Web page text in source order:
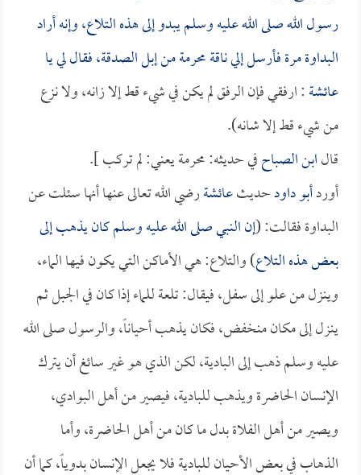
رسول الله صلى الله عليه وسلم يبدو إلى هذه التلاع، وإنه أراد
البداوة مرة فأرسل إلي ناقة محرمة من إبل الصدقة، فقال لي يا
عائشة: ارفقي فإن الرفق لم يكن في شيء قط إلا زانه، ولا نزع
من شيء قط إلا شانه).
قالابن الصباحفي حديثه: محرمة يعني: لم تركب ].
أوردأبو داودحديثعائشةرضي الله تعالى عنها أنها سئلت عن
البداوة فقالت: (إن النبي صلى الله عليه وسلم كان يذهب إلى
بعض هذه التلاع) والتلاع: هي الأماكن التي يكون فيها الماء،
وينزل من علو إلى سفل، فيقال: تلعة للماء إذا كان في الجبل ثم
ينزل إلى مكان منخفض، فكان يذهب أحياناً، والرسول صلى الله
عليه وسلم ذهب إلى البادية، لكن الذي هو غير سائغ أن يترك
الإنسان الحاضرة ويذهب للبادية، فيصير من أهل البوادي،
ويصير من أهل الفلاة بدل ما كان من أهل الحاضرة، وأما
الذهاب في بعض الأحيان للبادية فلا يجعل الإنسان بدوياً، كما أن